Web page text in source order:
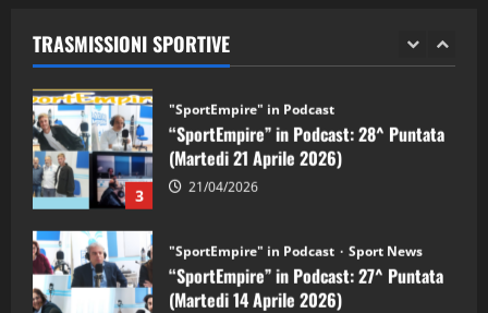
TRASMISSIONI SPORTIVE
2 28/04/2026
3
"SportEmpire" in Podcast
“SportEmpire” in Podcast: 28^ Puntata
(Martedi 21 Aprile 2026)
21/04/2026
"SportEmpire" in Podcast Sport News
“SportEmpire” in Podcast: 27^ Puntata
(Martedi 14 Aprile 2026)